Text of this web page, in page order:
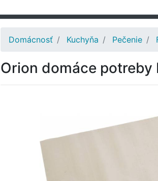
Domácnosť Kuchyňa Pečenie
Orion domáce